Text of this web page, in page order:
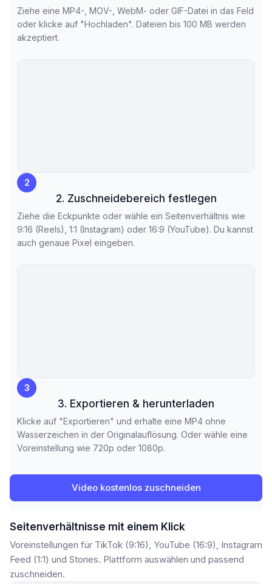
Ziehe eine MP4-, MOV-, WebM- oder GIF-Datei in das Feld
oder klicke auf "Hochladen". Dateien bis 100 MB werden
akzeptiert.
2
2. Zuschneidebereich festlegen
Ziehe die Eckpunkte oder wähle ein Seitenverhältnis wie
9:16 (Reels), 1:1 (Instagram) oder 16:9 (YouTube). Du kannst
auch genaue Pixel eingeben.
3
3. Exportieren & herunterladen
Klicke auf "Exportieren" und erhalte eine MP4 ohne
Wasserzeichen in der Originalauflösung. Oder wähle eine
Voreinstellung wie 720p oder 1080p.
Video kostenlos zuschneiden
Seitenverhältnisse mit einem Klick
Voreinstellungen für TikTok (9:16), YouTube (16:9), Instagram
Feed (1:1) und Stories. Plattform auswählen und passend
zuschneiden.